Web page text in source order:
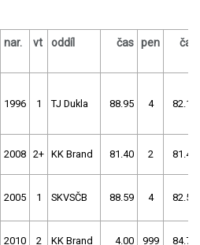
nar. vt oddíl čas pen čas
1996 1 TJ Dukla 88.95 4 82.11
2008 2+ KK Brand 81.40 2 81.41
2005 1 SKVSČB 88.59 4 82.53
2010 2 KK Brand 4.00 999 84.74